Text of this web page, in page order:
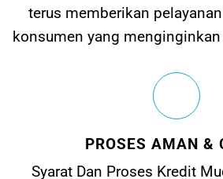
terus memberikan
konsumen yang
PROSES AMAN &
Syarat Dan Proses Kredit